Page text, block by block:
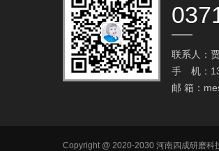
联系人：
手 机：
邮 箱：
Copyright @ 2020-2030 河南四成研磨